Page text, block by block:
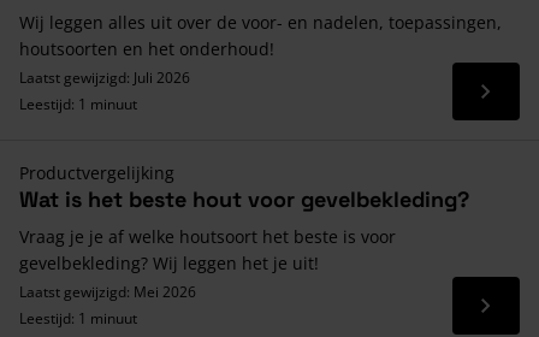
Wij leggen alles uit over de voor- en nadelen, toepassingen,
houtsoorten en het onderhoud!
Laatst gewijzigd: Juli 2026
Leestijd: 1 minuut
Lees
Productvergelijking
Wat is het beste hout voor gevelbekleding?
Vraag je je af welke houtsoort het beste is voor
gevelbekleding? Wij leggen het je uit!
Laatst gewijzigd: Mei 2026
Leestijd: 1 minuut
Lees